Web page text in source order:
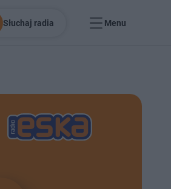
Słuchaj radia Menu